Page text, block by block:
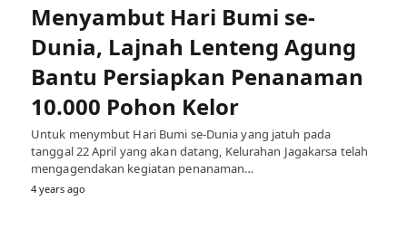
Menyambut Hari Bumi se-
Dunia, Lajnah Lenteng Agung
Bantu Persiapkan Penanaman
10.000 Pohon Kelor
Untuk menymbut Hari Bumi se-Dunia yang jatuh pada
tanggal 22 April yang akan datang, Kelurahan Jagakarsa telah
mengagendakan kegiatan penanaman…
4 years ago